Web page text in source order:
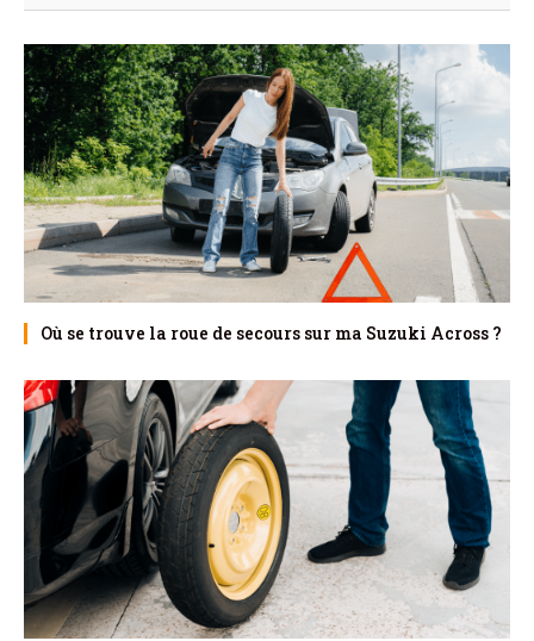
Où se trouve la roue de secours sur ma Suzuki Across ?